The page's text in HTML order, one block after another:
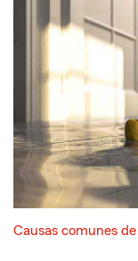
Causas comunes